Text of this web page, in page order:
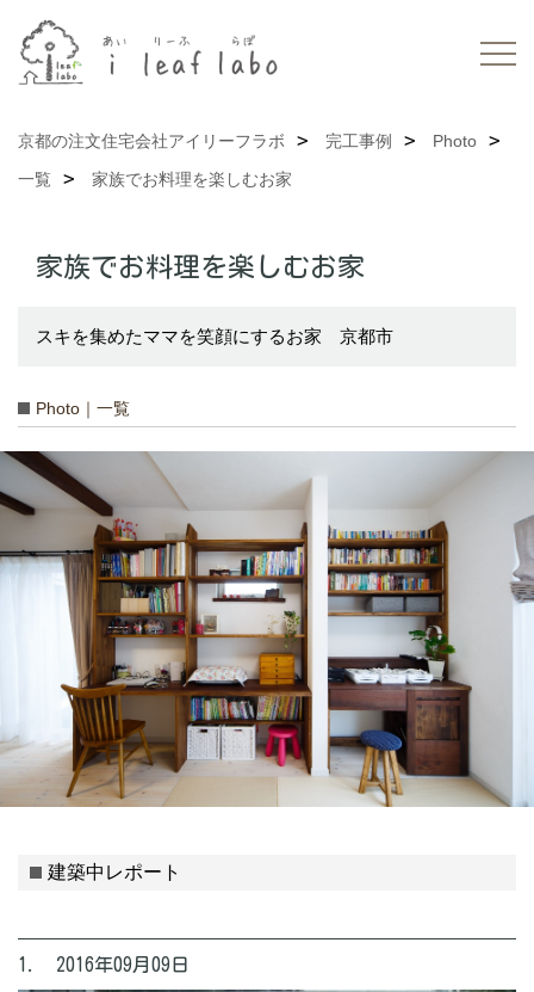
京都の注文住宅会社アイリーフラボ 完工事例
Photo
一覧
家族でお料理を楽しむお家
家族でお料理を楽しむお家
スキを集めたママを笑顔にするお家 京都市
Photo｜一覧
建築中レポート
1. 2016年09月09日